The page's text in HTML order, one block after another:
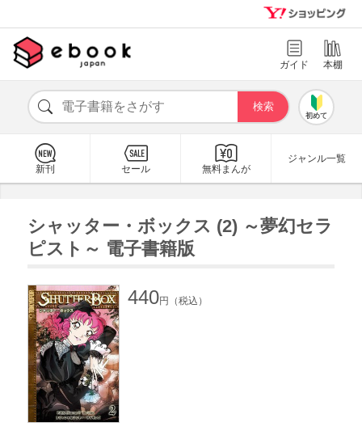
ガイド 本棚
初めて
新刊 セール 無料まんが
ジャンル一覧
シャッター・ボックス (2) ～夢幻セラ
ピスト～ 電子書籍版
440円（税込）